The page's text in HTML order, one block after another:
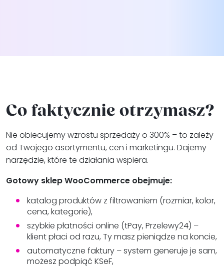
Co faktycznie otrzymasz?
Nie obiecujemy wzrostu sprzedaży o 300% – to zależy
od Twojego asortymentu, cen i marketingu. Dajemy
narzędzie, które te działania wspiera.
Gotowy sklep WooCommerce obejmuje:
katalog produktów z filtrowaniem (rozmiar, kolor,
cena, kategorie),
szybkie płatności online (tPay, Przelewy24) –
klient płaci od razu, Ty masz pieniądze na koncie,
automatyczne faktury – system generuje je sam,
możesz podpiąć KSeF,